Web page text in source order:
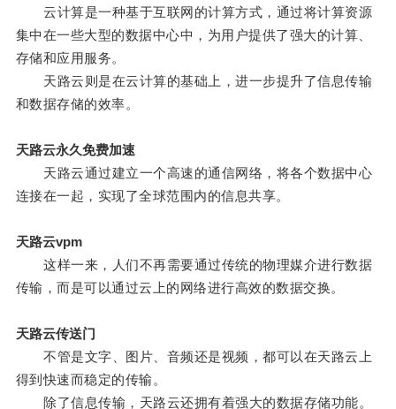
云计算是一种基于互联网的计算方式，通过将计算资源
集中在一些大型的数据中心中，为用户提供了强大的计算、
存储和应用服务。
天路云则是在云计算的基础上，进一步提升了信息传输
和数据存储的效率。
天路云永久免费加速
天路云通过建立一个高速的通信网络，将各个数据中心
连接在一起，实现了全球范围内的信息共享。
天路云vpm
这样一来，人们不再需要通过传统的物理媒介进行数据
传输，而是可以通过云上的网络进行高效的数据交换。
天路云传送门
不管是文字、图片、音频还是视频，都可以在天路云上
得到快速而稳定的传输。
除了信息传输，天路云还拥有着强大的数据存储功能。